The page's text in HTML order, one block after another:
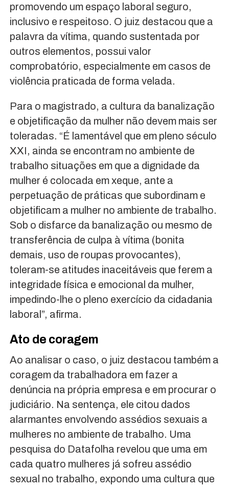
promovendo um espaço laboral seguro,
inclusivo e respeitoso. O juiz destacou que a
palavra da vítima, quando sustentada por
outros elementos, possui valor
comprobatório, especialmente em casos de
violência praticada de forma velada.
Para o magistrado, a cultura da banalização
e objetificação da mulher não devem mais ser
toleradas. “É lamentável que em pleno século
XXI, ainda se encontram no ambiente de
trabalho situações em que a dignidade da
mulher é colocada em xeque, ante a
perpetuação de práticas que subordinam e
objetificam a mulher no ambiente de trabalho.
Sob o disfarce da banalização ou mesmo de
transferência de culpa à vítima (bonita
demais, uso de roupas provocantes),
toleram-se atitudes inaceitáveis que ferem a
integridade física e emocional da mulher,
impedindo-lhe o pleno exercício da cidadania
laboral”, afirma.
Ato de coragem
Ao analisar o caso, o juiz destacou também a
coragem da trabalhadora em fazer a
denúncia na própria empresa e em procurar o
judiciário. Na sentença, ele citou dados
alarmantes envolvendo assédios sexuais a
mulheres no ambiente de trabalho. Uma
pesquisa do Datafolha revelou que uma em
cada quatro mulheres já sofreu assédio
sexual no trabalho, expondo uma cultura que